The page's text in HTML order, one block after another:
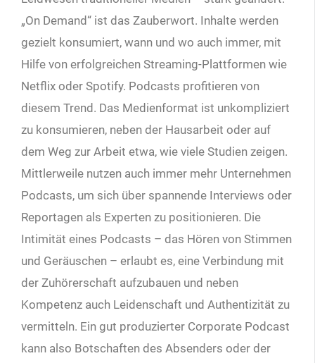
„On Demand“ ist das Zauberwort. Inhalte werden
gezielt konsumiert, wann und wo auch immer, mit
Hilfe von erfolgreichen Streaming-Plattformen wie
Netflix oder Spotify. Podcasts profitieren von
diesem Trend. Das Medienformat ist unkompliziert
zu konsumieren, neben der Hausarbeit oder auf
dem Weg zur Arbeit etwa, wie viele Studien zeigen.
Mittlerweile nutzen auch immer mehr Unternehmen
Podcasts, um sich über spannende Interviews oder
Reportagen als Experten zu positionieren. Die
Intimität eines Podcasts – das Hören von Stimmen
und Geräuschen – erlaubt es, eine Verbindung mit
der Zuhörerschaft aufzubauen und neben
Kompetenz auch Leidenschaft und Authentizität zu
vermitteln. Ein gut produzierter Corporate Podcast
kann also Botschaften des Absenders oder der